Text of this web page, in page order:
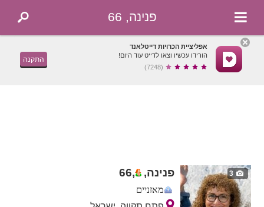
פנינה, 66
אפליציית הכרויות דייטלאנד
הורידו עכשיו וצאו לדייט עוד היום!
(7248)
התקנה
3 פנינה, ,
66
מאזניים